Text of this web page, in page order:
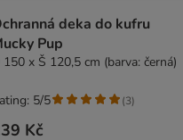
deka do kufru
Pup
150 x Š 120,5 cm (barva: černá)
Kč
5/5 (3)